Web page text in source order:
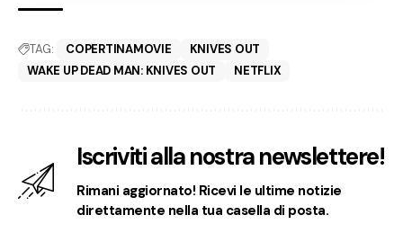
TAG: COPERTINAMOVIE
KNIVES OUT
WAKE UP DEAD MAN: KNIVES OUT
NETFLIX
Iscriviti alla nostra newslettere!
Rimani aggiornato! Ricevi le ultime notizie
direttamente nella tua casella di posta.